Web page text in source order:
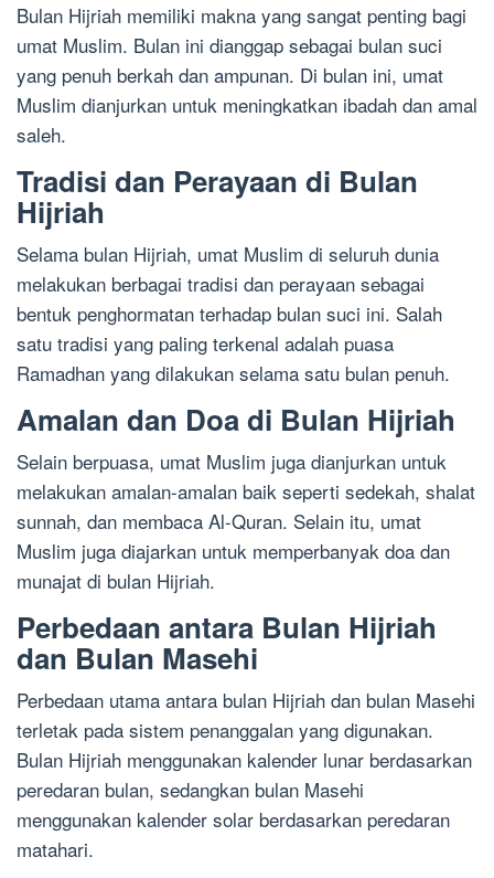
Bulan Hijriah memiliki makna yang sangat penting bagi
umat Muslim. Bulan ini dianggap sebagai bulan suci
yang penuh berkah dan ampunan. Di bulan ini, umat
Muslim dianjurkan untuk meningkatkan ibadah dan amal
saleh.
Tradisi dan Perayaan di Bulan
Hijriah
Selama bulan Hijriah, umat Muslim di seluruh dunia
melakukan berbagai tradisi dan perayaan sebagai
bentuk penghormatan terhadap bulan suci ini. Salah
satu tradisi yang paling terkenal adalah puasa
Ramadhan yang dilakukan selama satu bulan penuh.
Amalan dan Doa di Bulan Hijriah
Selain berpuasa, umat Muslim juga dianjurkan untuk
melakukan amalan-amalan baik seperti sedekah, shalat
sunnah, dan membaca Al-Quran. Selain itu, umat
Muslim juga diajarkan untuk memperbanyak doa dan
munajat di bulan Hijriah.
Perbedaan antara Bulan Hijriah
dan Bulan Masehi
Perbedaan utama antara bulan Hijriah dan bulan Masehi
terletak pada sistem penanggalan yang digunakan.
Bulan Hijriah menggunakan kalender lunar berdasarkan
peredaran bulan, sedangkan bulan Masehi
menggunakan kalender solar berdasarkan peredaran
matahari.